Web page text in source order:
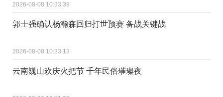
2026-08-08 10:33:39
郭士强确认杨瀚森回归打世预赛 备战关键战
2026-08-08 10:33:13
云南巍山欢庆火把节 千年民俗璀璨夜